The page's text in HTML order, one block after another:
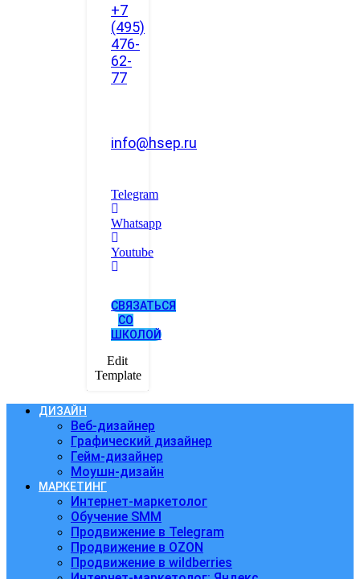
+7
(495)
476-
62-
77
info@hsep.ru
Telegram
Whatsapp
Youtube
СВЯЗАТЬСЯ
СО
ШКОЛОЙ
Edit
Template
ДИЗАЙН
Веб-дизайнер
Графический дизайнер
Гейм-дизайнер
Моушн-дизайн
МАРКЕТИНГ
Интернет-маркетолог
Обучение SMM
Продвижение в Telegram
Продвижение в OZON
Продвижение в wildberries